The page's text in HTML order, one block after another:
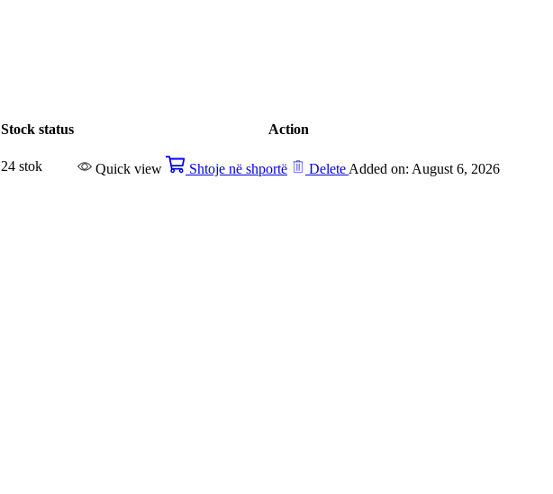
Stock status Action
24 stok Quick view Shtoje në shportë DeleteAdded on: August 6, 2026